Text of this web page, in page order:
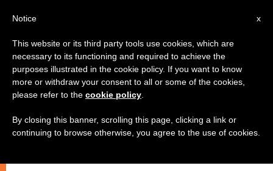
إطلاق أول شبكة فضائية كاثوليكية في
باكستان
x
Notice
This website or its third party tools use cookies, which are
necessary to its functioning and required to achieve the
purposes illustrated in the cookie policy. If you want to know
more or withdraw your consent to all or some of the cookies,
please refer to the cookie policy
By closing this banner, scrolling this page, clicking a link or
continuing to browse otherwise, you agree to the use of cookies.